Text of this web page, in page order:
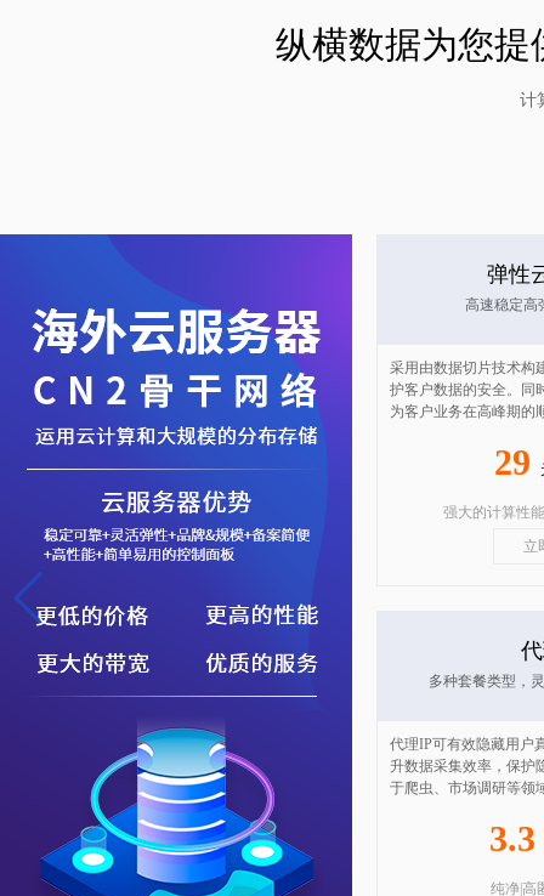
纵横数据为您
计
弹性
高速稳定高
采用由数据切片技术构
护客户数据的安全。同
为客户业务在高峰期的
29
强大的计算性
立
多种套餐类型，
代理IP可有效隐藏用户
升数据采集效率，保护
于爬虫、市场调研等领
3.3
纯净|高